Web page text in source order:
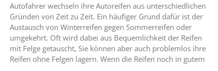
Autofahrer wechseln ihre Autoreifen aus unterschiedlichen
Gründen von Zeit zu Zeit. Ein häufiger Grund dafür ist der
Austausch von Winterreifen gegen Sommerreifen oder
umgekehrt. Oft wird dabei aus Bequemlichkeit der Reifen
mit Felge getauscht, Sie können aber auch problemlos ihre
Reifen ohne Felgen lagern. Wenn die Reifen noch in gutem